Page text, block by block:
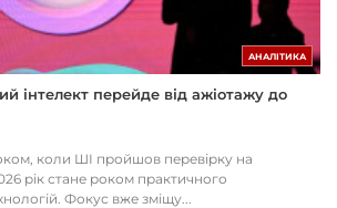
АНАЛІТИКА
інтелект перейде від ажіотажу до
коли ШІ пройшов перевірку на
рік стане роком практичного
Фокус вже зміщу...